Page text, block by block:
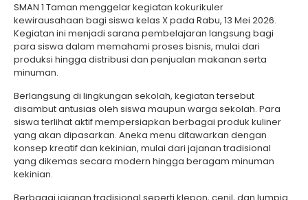
SMAN 1 Taman menggelar kegiatan kokurikuler
kewirausahaan bagi siswa kelas X pada Rabu, 13 Mei 2026.
Kegiatan ini menjadi sarana pembelajaran langsung bagi
para siswa dalam memahami proses bisnis, mulai dari
produksi hingga distribusi dan penjualan makanan serta
minuman.
Berlangsung di lingkungan sekolah, kegiatan tersebut
disambut antusias oleh siswa maupun warga sekolah. Para
siswa terlihat aktif mempersiapkan berbagai produk kuliner
yang akan dipasarkan. Aneka menu ditawarkan dengan
konsep kreatif dan kekinian, mulai dari jajanan tradisional
yang dikemas secara modern hingga beragam minuman
kekinian.